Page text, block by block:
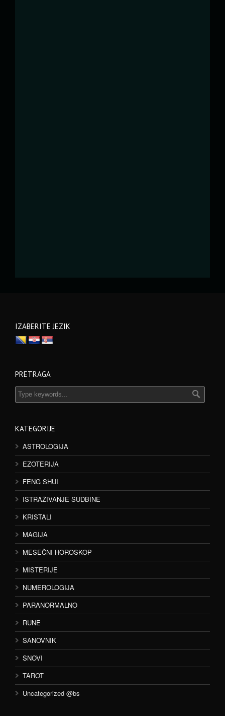
IZABERITE JEZIK
PRETRAGA
KATEGORIJE
ASTROLOGIJA
EZOTERIJA
FENG SHUI
ISTRAŽIVANJE SUDBINE
KRISTALI
MAGIJA
MESEČNI HOROSKOP
MISTERIJE
NUMEROLOGIJA
PARANORMALNO
RUNE
SANOVNIK
SNOVI
TAROT
Uncategorized @bs